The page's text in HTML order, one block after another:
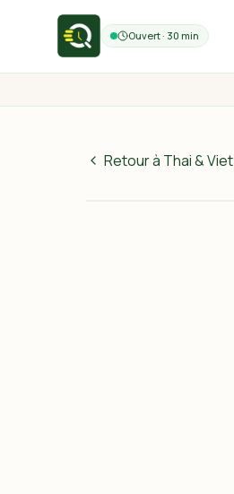
Ouvert · 30 min
Retour à Thai & Viet
85MAD